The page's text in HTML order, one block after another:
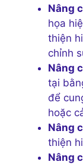
Nâng
họa
thiện
chỉnh
Nâng
tại
để
hoặc
Nâng
thiện
Nâng